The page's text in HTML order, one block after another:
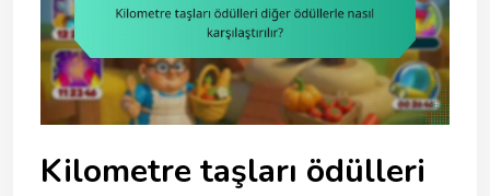
Kilometre taşları ödülleri